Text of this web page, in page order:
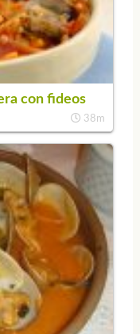
con fideos
38m